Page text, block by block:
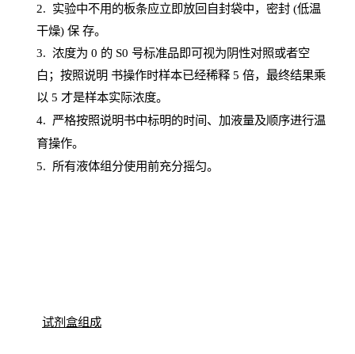
2. 实验中不用的板条应立即放回自封袋中，密封(低温
干燥) 保 存。
3. 浓度为 0 的 S0 号标准品即可视为阴性对照或者空
白；按照说明 书操作时样本已经稀释5 倍，最终结果乘
以 5 才是样本实际浓度。
4. 严格按照说明书中标明的时间、加液量及顺序进行温
育操作。
5. 所有液体组分使用前充分摇匀。
试剂盒组成